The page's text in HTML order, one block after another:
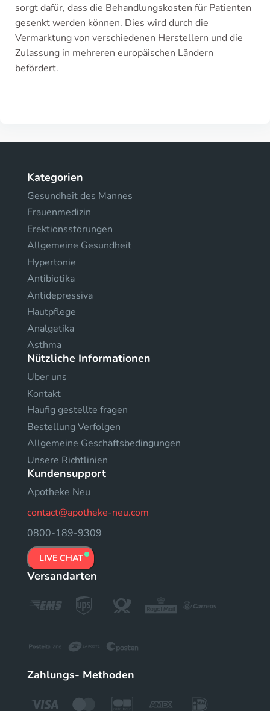
sorgt dafür, dass die Behandlungskosten für Patienten
gesenkt werden können. Dies wird durch die
Vermarktung von verschiedenen Herstellern und die
Zulassung in mehreren europäischen Ländern
befördert.
Kategorien
Gesundheit des Mannes
Frauenmedizin
Erektionsstörungen
Allgemeine Gesundheit
Hypertonie
Antibiotika
Antidepressiva
Hautpflege
Analgetika
Asthma
Nützliche Informationen
Uber uns
Kontakt
Haufig gestellte fragen
Bestellung Verfolgen
Allgemeine Geschäftsbedingungen
Unsere Richtlinien
Kundensupport
Apotheke Neu
contact@apotheke-neu.com
0800-189-9309
LIVE CHAT
Versandarten
Zahlungs- Methoden